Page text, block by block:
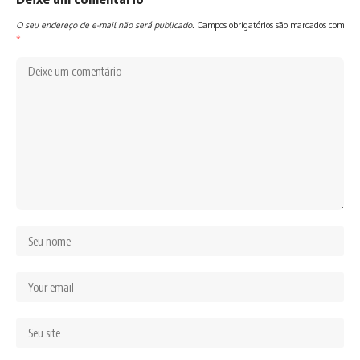
O seu endereço de e-mail não será publicado. Campos obrigatórios são marcados com
*